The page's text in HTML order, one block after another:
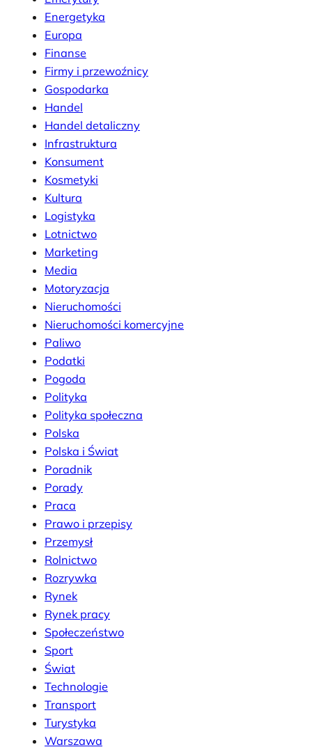
Energetyka
Europa
Finanse
Firmy i przewoźnicy
Gospodarka
Handel
Handel detaliczny
Infrastruktura
Konsument
Kosmetyki
Kultura
Logistyka
Lotnictwo
Marketing
Media
Motoryzacja
Nieruchomości
Nieruchomości komercyjne
Paliwo
Podatki
Pogoda
Polityka
Polityka społeczna
Polska
Polska i Świat
Poradnik
Porady
Praca
Prawo i przepisy
Przemysł
Rolnictwo
Rozrywka
Rynek
Rynek pracy
Społeczeństwo
Sport
Świat
Technologie
Transport
Turystyka
Warszawa